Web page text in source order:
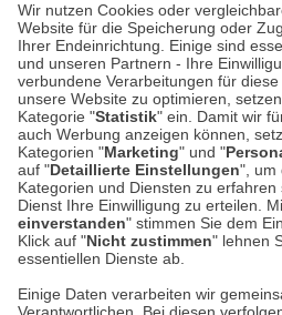
Wir nutzen Cookies oder
Website für die Speicherung oder
Ihrer Endeinrichtung. Einige sind
und unseren Partnern - Ihre
verbundene Verarbeitungen für
unsere Website zu optimieren,
Kategorie "Statistik" ein. Damit wir
auch Werbung anzeigen können,
Kategorien "Marketing" und "
auf "Detaillierte Einstellungen", um
Kategorien und Diensten zu erfahren
Dienst Ihre Einwilligung zu erteilen.
einverstanden" stimmen Sie dem
Klick auf "Nicht zustimmen" lehnen
essentiellen Dienste ab.
Einige Daten verarbeiten wir
Unser Geschäft in
Auf dem
53340
Montag bis Samstag 9:00
weitere
Hier finden Sie